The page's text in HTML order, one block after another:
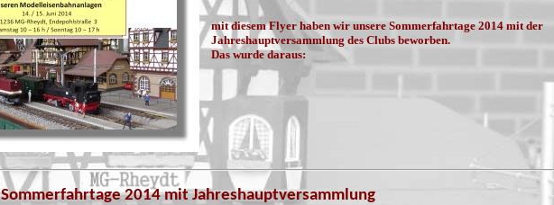
mit diesem Flyer haben wir unsere Sommerfahrtage 2014 mit der
Jahreshauptversammlung des Clubs beworben.
Das wurde daraus:
Sommerfahrtage 2014 mit Jahreshauptversammlung